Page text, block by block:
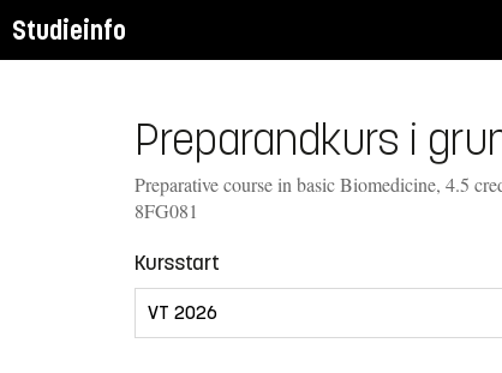
Studieinfo
Preparandkurs i
Preparative course in basic Biomedicine, 4.5
8FG081
Kursstart